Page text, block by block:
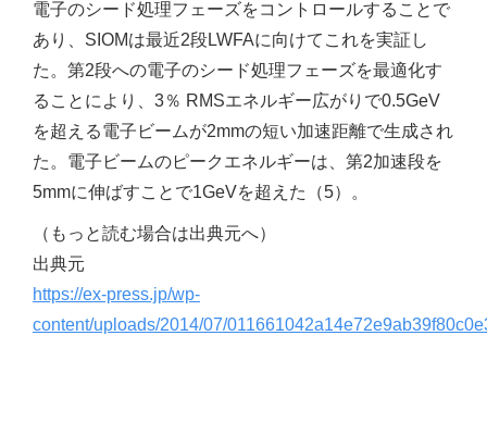
電子のシード処理フェーズをコントロールすることで
あり、SIOMは最近2段LWFAに向けてこれを実証し
た。第2段への電子のシード処理フェーズを最適化す
ることにより、3％ RMSエネルギー広がりで0.5GeV
を超える電子ビームが2mmの短い加速距離で生成され
た。電子ビームのピークエネルギーは、第2加速段を
5mmに伸ばすことで1GeVを超えた（5）。
（もっと読む場合は出典元へ）
出典元
https://ex-press.jp/wp-
content/uploads/2014/07/